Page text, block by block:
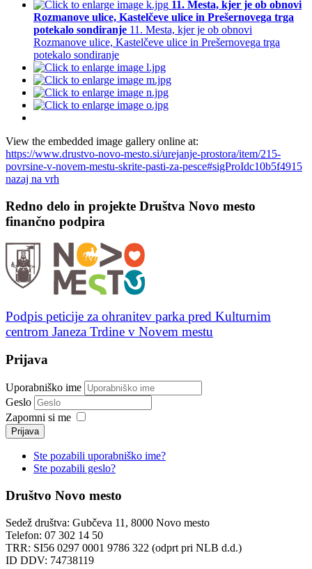
11. Mesta, kjer je ob obnovi
Rozmanove ulice, Kastelčeve ulice in Prešernovega trga
potekalo sondiranje 11. Mesta, kjer je ob obnovi
Rozmanove ulice, Kastelčeve ulice in Prešernovega trga
potekalo sondiranje
View the embedded image gallery online at:
https://www.drustvo-novo-mesto.si/urejanje-prostora/item/215-
povrsine-v-novem-mestu-skrite-pasti-za-pesce#sigProIdc10b5f4915
nazaj na vrh
Redno delo in projekte Društva Novo mesto
finančno podpira
Podpis peticije za ohranitev parka pred Kulturnim
centrom Janeza Trdine v Novem mestu
Prijava
Uporabniško ime
Geslo
Zapomni si me
Prijava
Ste pozabili uporabniško ime?
Ste pozabili geslo?
Društvo Novo mesto
Sedež društva: Gubčeva 11, 8000 Novo mesto
Telefon: 07 302 14 50
TRR: SI56 0297 0001 9786 322 (odprt pri NLB d.d.)
ID DDV: 74738119